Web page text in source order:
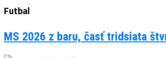
Futbal
MS 2026 z baru, časť tridsiata